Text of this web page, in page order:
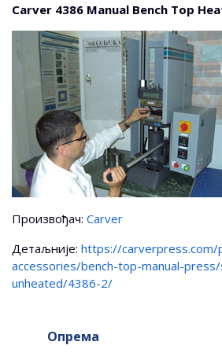
Carver 4386 Manual Bench Top
Произвођач: Carver
Детаљније: https://carverpress.com/
accessories/bench-top-manual-
unheated/4386-2/
Опрема